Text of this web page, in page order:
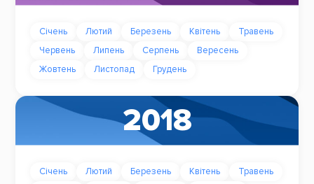
Січень Лютий Березень Квітень
Травень
Червень
Липень Серпень
Вересень
Жовтень
Листопад Грудень
2018
Січень Лютий Березень Квітень
Травень